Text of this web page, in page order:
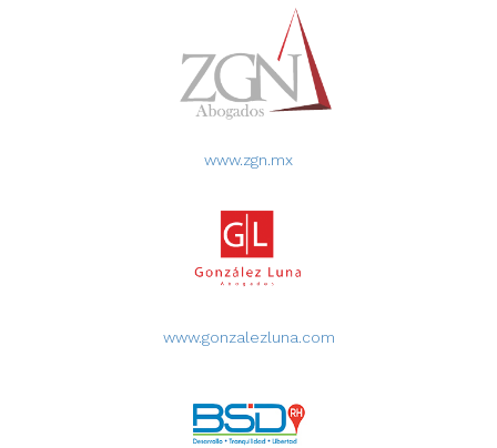
www.zgn.mx
www.gonzalezluna.com